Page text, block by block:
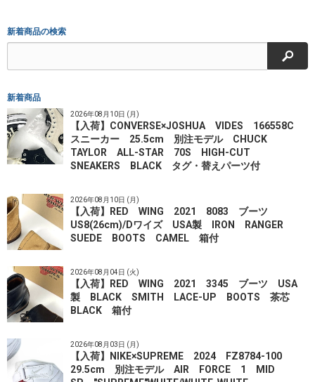
新着商品の検索
検索
新着商品
2026年08月10日 (月)
【入荷】CONVERSE×JOSHUA VIDES 166558C
スニーカー 25.5cm 別注モデル CHUCK
TAYLOR ALL-STAR 70S HIGH-CUT
SNEAKERS BLACK タグ・替えパーツ付
2026年08月10日 (月)
【入荷】RED WING 2021 8083 ブーツ
US8(26cm)/Dワイズ USA製 IRON RANGER
SUEDE BOOTS CAMEL 箱付
2026年08月04日 (火)
【入荷】RED WING 2021 3345 ブーツ USA
製 BLACK SMITH LACE-UP BOOTS 茶芯
BLACK 箱付
2026年08月03日 (月)
【入荷】NIKE×SUPREME 2024 FZ8784-100
29.5cm 別注モデル AIR FORCE 1 MID